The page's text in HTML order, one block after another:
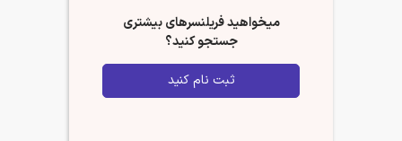
میخواهید فریلنسرهای بیشتری
جستجو کنید؟
ثبت نام کنید